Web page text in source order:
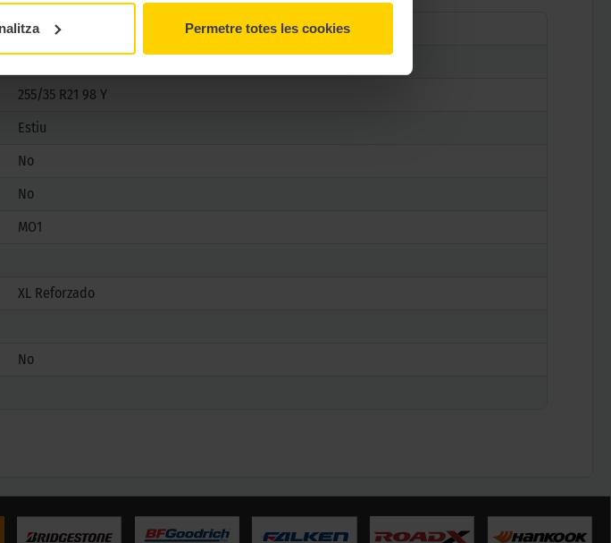
Permetre totes les cookies
Yokohama
255/35 R21 98 Y
Estiu
No
No
MO1
XL Reforzado
No